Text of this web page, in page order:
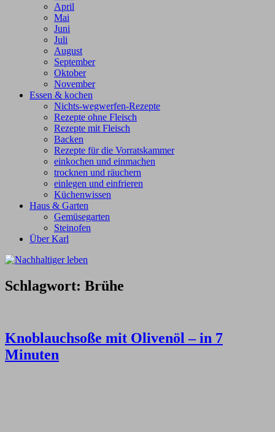
April
Mai
Juni
Juli
August
September
Oktober
November
Essen & kochen
Nichts-wegwerfen-Rezepte
Rezepte ohne Fleisch
Rezepte mit Fleisch
Backen
Rezepte für die Vorratskammer
einkochen und einmachen
trocknen und räuchern
einlegen und einfrieren
Küchenwissen
Haus & Garten
Gemüsegarten
Steinofen
Über Karl
Schlagwort: Brühe
Knoblauchsoße mit Olivenöl – in 7
Minuten